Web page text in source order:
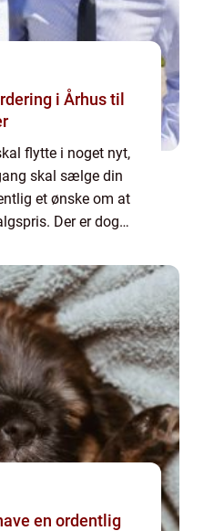
i Århus til
flytte i noget nyt,
skal sælge din
et ønske om at
Der er dog
til en eje...
en ordentlig